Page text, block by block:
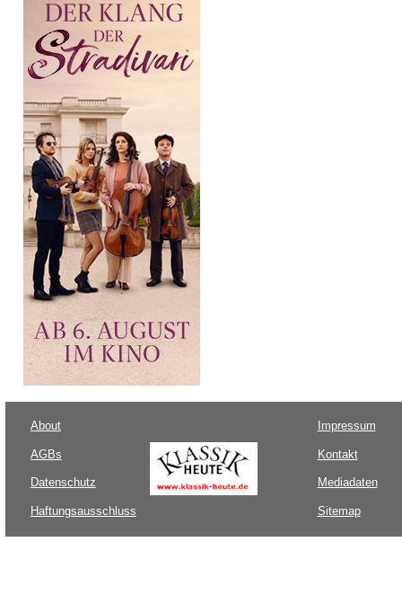
About
AGBs
Datenschutz
Haftungsausschluss
Impressum
Kontakt
Mediadaten
Sitemap